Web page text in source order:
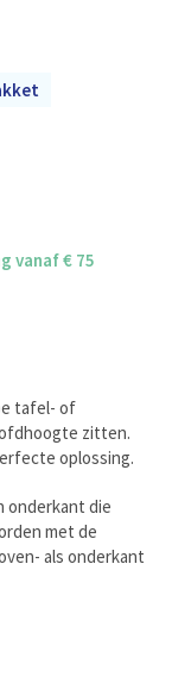
vanaf € 75
tafel- of
zitten.
oplossing.
onderkant die
met de
als onderkant